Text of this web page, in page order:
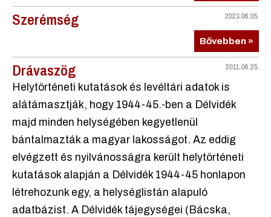
2023.06.05.
Szerémség
Bővebben »
2011.06.25.
Drávaszög
Helytörténeti kutatások és levéltári adatok is
alátámasztják, hogy 1944-45.-ben a Délvidék
majd minden helységében kegyetlenül
bántalmazták a magyar lakosságot. Az eddig
elvégzett és nyilvánosságra került helytörténeti
kutatások alapján a Délvidék 1944-45 honlapon
létrehozunk egy, a helységlistán alapuló
adatbázist. A Délvidék tájegységei (Bácska,